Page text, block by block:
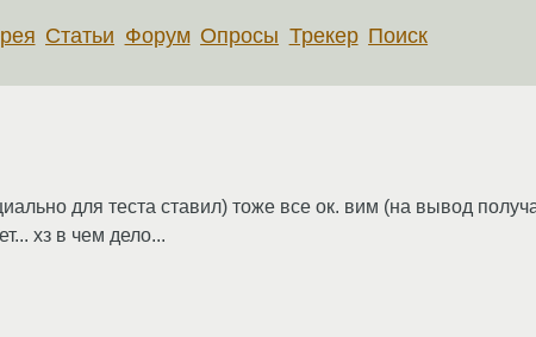
Статьи Форум Опросы Трекер Поиск
для теста ставил) тоже все ок. вим (на вывод
хз в чем дело...